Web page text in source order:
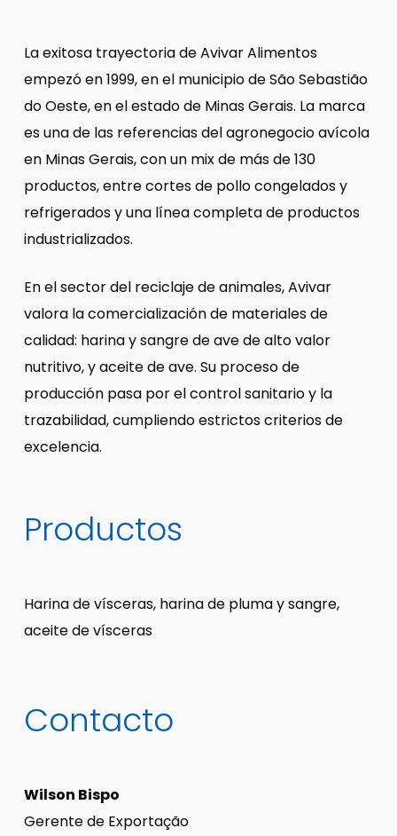
La exitosa trayectoria de Avivar Alimentos
empezó en 1999, en el municipio de São Sebastião
do Oeste, en el estado de Minas Gerais. La marca
es una de las referencias del agronegocio avícola
en Minas Gerais, con un mix de más de 130
productos, entre cortes de pollo congelados y
refrigerados y una línea completa de productos
industrializados.
En el sector del reciclaje de animales, Avivar
valora la comercialización de materiales de
calidad: harina y sangre de ave de alto valor
nutritivo, y aceite de ave. Su proceso de
producción pasa por el control sanitario y la
trazabilidad, cumpliendo estrictos criterios de
excelencia.
Productos
Harina de vísceras, harina de pluma y sangre,
aceite de vísceras
Contacto
Wilson Bispo
Gerente de Exportação